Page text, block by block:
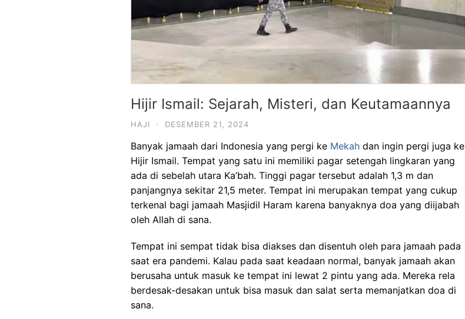
Hijir Ismail: Sejarah, Misteri, dan Keutamaannya
HAJI · DESEMBER 21, 2024
Banyak jamaah dari Indonesia yang pergi ke Mekah dan ingin pergi juga ke
Hijir Ismail. Tempat yang satu ini memiliki pagar setengah lingkaran yang
ada di sebelah utara Ka’bah. Tinggi pagar tersebut adalah 1,3 m dan
panjangnya sekitar 21,5 meter. Tempat ini merupakan tempat yang cukup
terkenal bagi jamaah Masjidil Haram karena banyaknya doa yang diijabah
oleh Allah di sana.
Tempat ini sempat tidak bisa diakses dan disentuh oleh para jamaah pada
saat era pandemi. Kalau pada saat keadaan normal, banyak jamaah akan
berusaha untuk masuk ke tempat ini lewat 2 pintu yang ada. Mereka rela
berdesak-desakan untuk bisa masuk dan salat serta memanjatkan doa di
sana.